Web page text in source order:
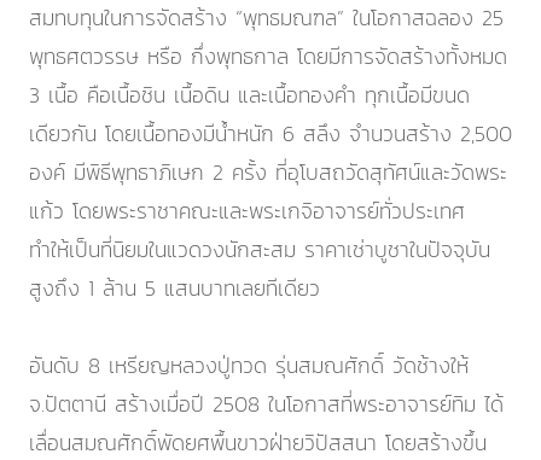
สมทบทุนในการจัดสร้าง “พุทธมณฑล” ในโอกาสฉลอง 25
พุทธศตวรรษ หรือ กึ่งพุทธกาล โดยมีการจัดสร้างทั้งหมด
3 เนื้อ คือเนื้อชิน เนื้อดิน และเนื้อทองคำ ทุกเนื้อมีขนด
เดียวกัน โดยเนื้อทองมีน้ำหนัก 6 สลึง จำนวนสร้าง 2,500
องค์ มีพิธีพุทธาภิเษก 2 ครั้ง ที่อุโบสถวัดสุทัศน์และวัดพระ
แก้ว โดยพระราชาคณะและพระเกจิอาจารย์ทั่วประเทศ
ทำให้เป็นที่นิยมในแวดวงนักสะสม ราคาเช่าบูชาในปัจจุบัน
สูงถึง 1 ล้าน 5 แสนบาทเลยทีเดียว
อันดับ 8 เหรียญหลวงปู่ทวด รุ่นสมณศักดิ์ วัดช้างให้
จ.ปัตตานี สร้างเมื่อปี 2508 ในโอกาสที่พระอาจารย์ทิม ได้
เลื่อนสมณศักดิ์พัดยศพื้นขาวฝ่ายวิปัสสนา โดยสร้างขึ้น